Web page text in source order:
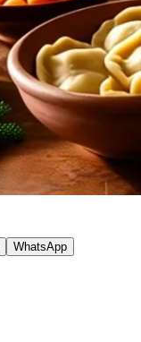
WhatsApp